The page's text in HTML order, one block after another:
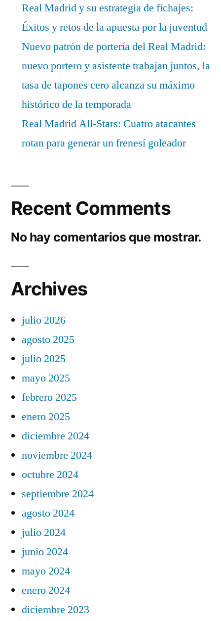
Real Madrid y su estrategia de fichajes:
Éxitos y retos de la apuesta por la juventud
Nuevo patrón de portería del Real Madrid:
nuevo portero y asistente trabajan juntos, la
tasa de tapones cero alcanza su máximo
histórico de la temporada
Real Madrid All-Stars: Cuatro atacantes
rotan para generar un frenesí goleador
Recent Comments
No hay comentarios que mostrar.
Archives
julio 2026
agosto 2025
julio 2025
mayo 2025
febrero 2025
enero 2025
diciembre 2024
noviembre 2024
octubre 2024
septiembre 2024
agosto 2024
julio 2024
junio 2024
mayo 2024
enero 2024
diciembre 2023